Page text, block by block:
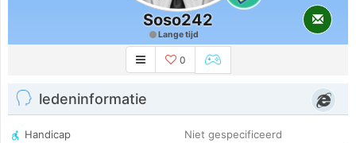
Soso242
Lange tijd
0
ledeninformatie
Handicap
Niet gespecificeerd